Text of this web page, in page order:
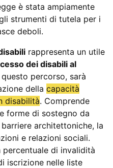
è stata ampiamente
strumenti di tutela per i
deboli.
rappresenta un utile
dei disabili al
percorso, sarà
della capacità
disabilità. Comprende
forme di sostegno da
architettoniche, la
e relazioni sociali.
di invalidità
iscrizione nelle liste